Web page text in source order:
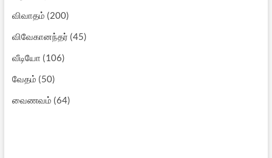
விவாதம் (200)
விவேகானந்தர் (45)
வீடியோ (106)
வேதம் (50)
வைணவம் (64)